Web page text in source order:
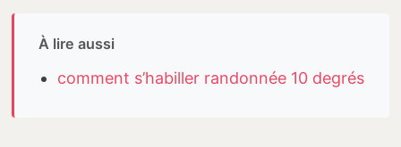
À lire aussi
comment s’habiller randonnée 10 degrés